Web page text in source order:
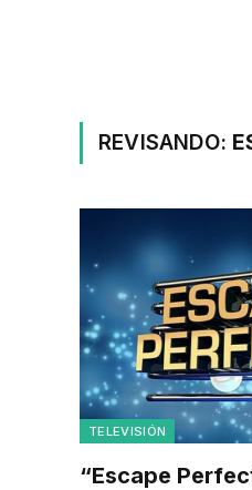
REVISANDO:
TELEVISIÓN
“Escape